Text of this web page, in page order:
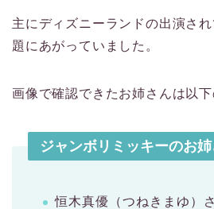
主にディズニーランドの出演さ
題にあがっていました。
画像で確認できたお姉さんは以下
ジャンボリミッキーのお
恒木真優（つねきまゆ）